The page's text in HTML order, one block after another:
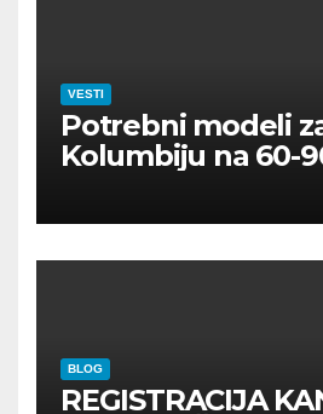
VESTI
Potrebni modeli
Kolumbiju na 60-
BLOG
REGISTRACIJA